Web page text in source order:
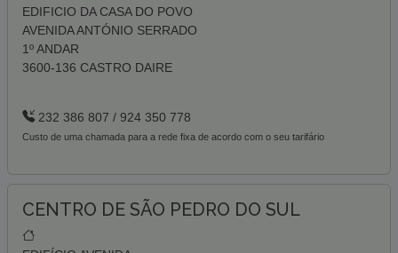
EDIFICIO DA CASA DO POVO
AVENIDA ANTÓNIO SERRADO
1º ANDAR
3600-136 CASTRO DAIRE
232 386 807 / 924 350 778
Custo de uma chamada para a rede fixa de acordo com o seu tarifário
CENTRO DE SÃO PEDRO DO SUL